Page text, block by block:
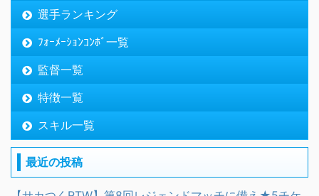
選手ランキング
ﾌｫｰﾒｰｼｮﾝｺﾝﾎﾞ一覧
監督一覧
特徴一覧
スキル一覧
最近の投稿